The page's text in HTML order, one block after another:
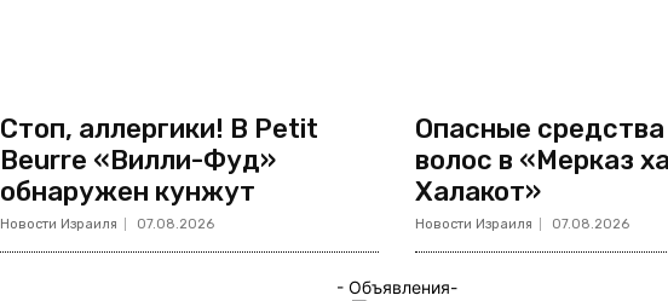
Стоп, аллергики! В Petit
Beurre «Вилли-Фуд»
обнаружен кунжут
Новости Израиля 07.08.2026
Опасные
волос в «Мерказ
Халакот»
Новости Израиля 07.08.2026
- Объявления-